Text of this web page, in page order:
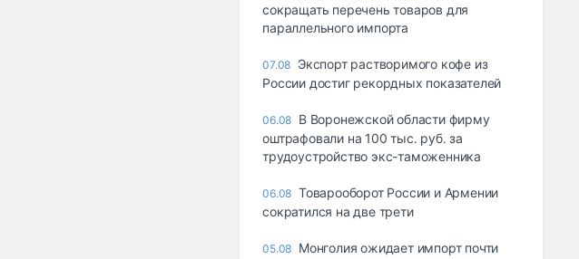
сокращать перечень товаров для
параллельного импорта
07.08 Экспорт растворимого кофе из
России достиг рекордных показателей
06.08 В Воронежской области фирму
оштрафовали на 100 тыс. руб. за
трудоустройство экс-таможенника
06.08 Товарооборот России и Армении
сократился на две трети
05.08 Монголия ожидает импорт почти